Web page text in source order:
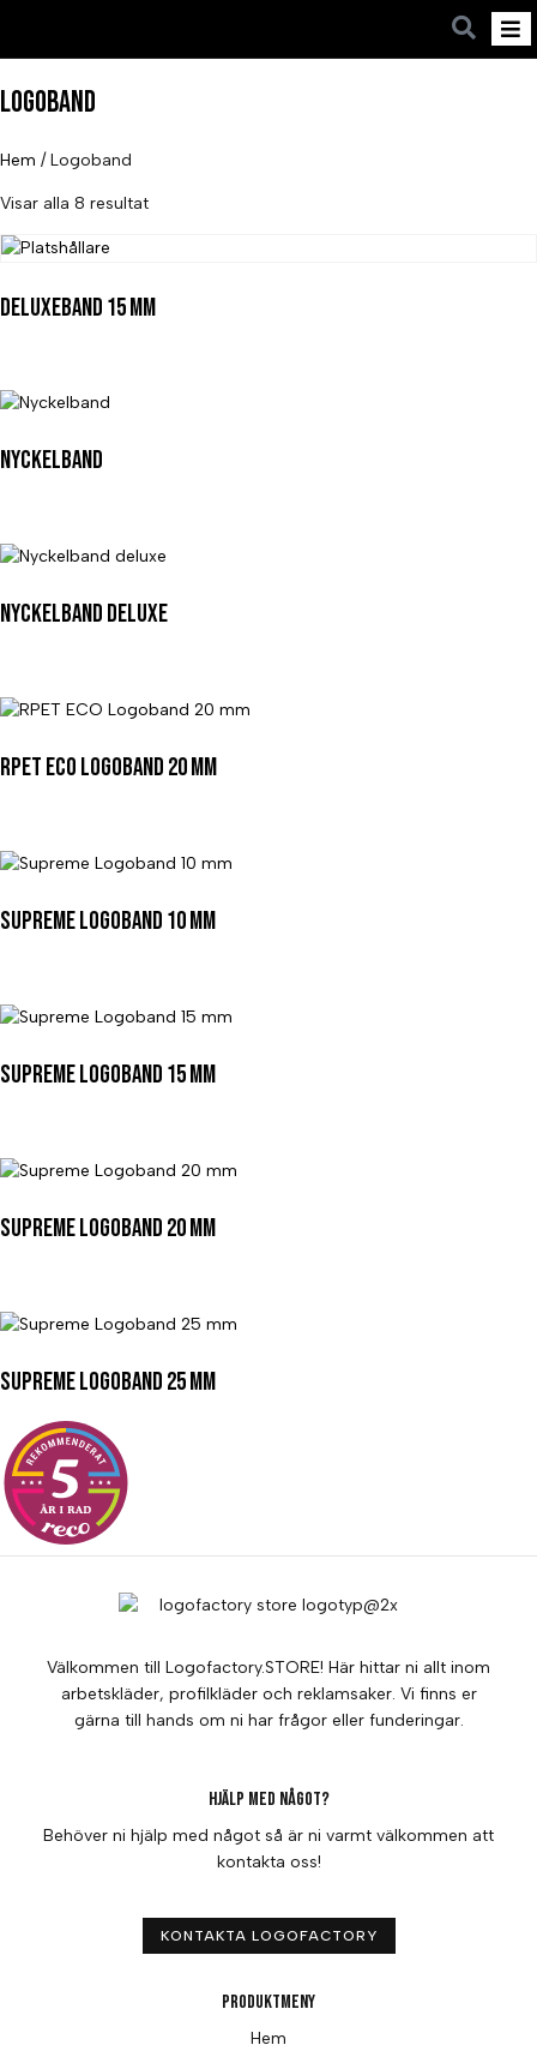
Logoband
Hem / Logoband
Visar alla 8 resultat
Deluxeband 15 mm
Nyckelband
Nyckelband deluxe
RPET ECO Logoband 20 mm
Supreme Logoband 10 mm
Supreme Logoband 15 mm
Supreme Logoband 20 mm
Supreme Logoband 25 mm
Välkommen till Logofactory.STORE! Här hittar ni allt inom
arbetskläder, profilkläder och reklamsaker. Vi finns er
gärna till hands om ni har frågor eller funderingar.
Hjälp med något?
Behöver ni hjälp med något så är ni varmt välkommen att
kontakta oss!
KONTAKTA LOGOFACTORY
Produktmeny
Hem